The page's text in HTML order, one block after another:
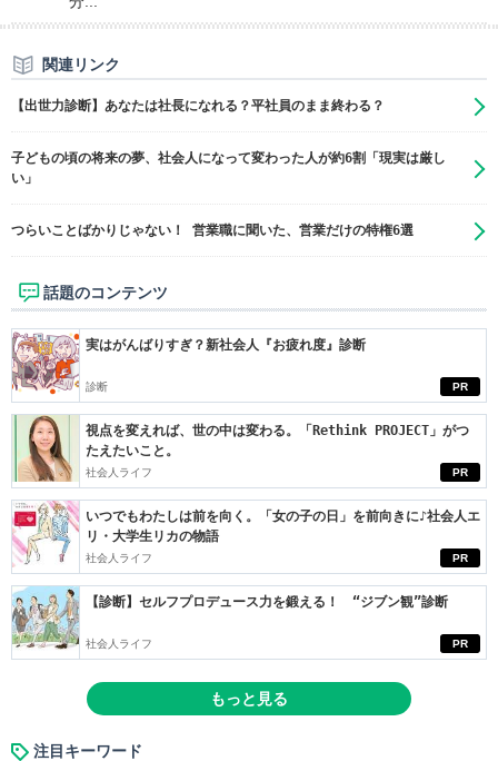
関連リンク
【出世力診断】あなたは社長になれる？平社員のまま終わる？
子どもの頃の将来の夢、社会人になって変わった人が約6割「現実は厳し
い」
つらいことばかりじゃない！ 営業職に聞いた、営業だけの特権6選
話題のコンテンツ
PR
実はがんばりすぎ？新社会人『お疲れ度』診断
診断
PR
視点を変えれば、世の中は変わる。「Rethink PROJECT」がつ
たえたいこと。
社会人ライフ
PR
いつでもわたしは前を向く。「女の子の日」を前向きに♪社会人エ
リ・大学生リカの物語
社会人ライフ
PR
【診断】セルフプロデュース力を鍛える！ “ジブン観”診断
社会人ライフ
もっと見る
注目キーワード